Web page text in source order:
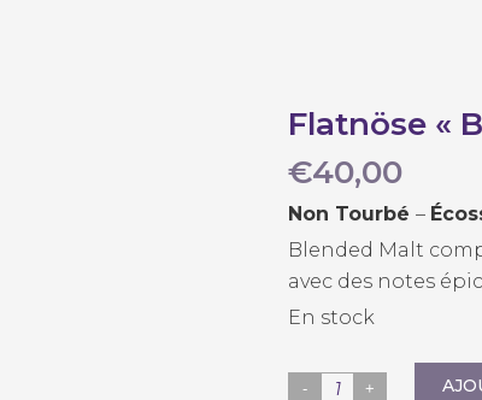
Flatnöse «
€40,00
Non Tourbé –
Blended Malt
avec des notes
En stock
Flatnöse